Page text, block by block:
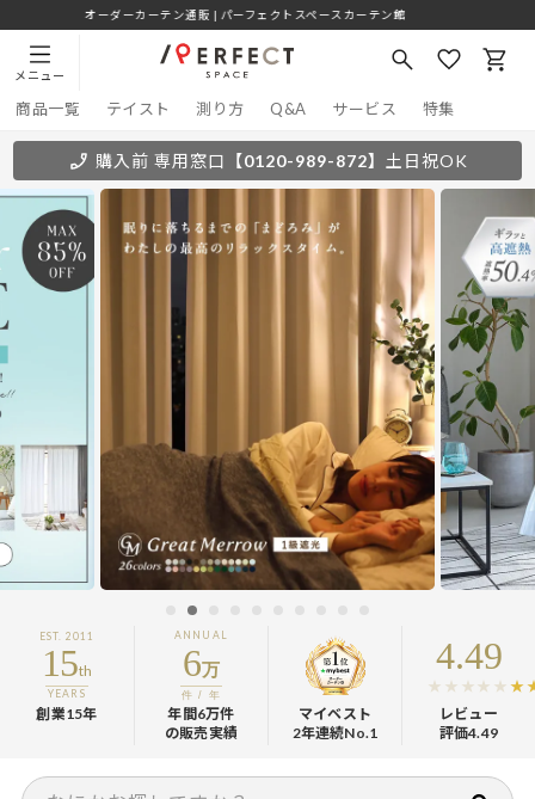
オーダーカーテン通販 | パーフェクトスペースカーテン館
メニュー
商品一覧 テイスト 測り方 Q&A サービス 特集
購入前 専用窓口 【0120-989-872】 土日祝OK
EST. 2011
15th
YEARS
創業15年
ANNUAL
6万
件 / 年
年間6万件
の販売実績
マイベスト
2年連続No.1
4.49
レビュー
評価4.49